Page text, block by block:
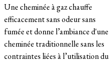
Une cheminée à gaz chauffe
efficacement sans odeur sans
fumée et donne l’ambiance d'une
cheminée traditionnelle sans les
contraintes liées à l’utilisation du